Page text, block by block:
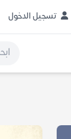
تسجيل الدخول